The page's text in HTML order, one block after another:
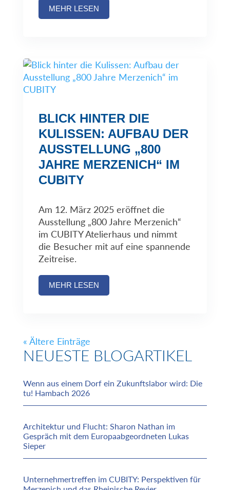
MEHR LESEN
BLICK HINTER DIE
KULISSEN: AUFBAU DER
AUSSTELLUNG „800
JAHRE MERZENICH“ IM
CUBITY
Am 12. März 2025 eröffnet die
Ausstellung „800 Jahre Merzenich“
im CUBITY Atelierhaus und nimmt
die Besucher mit auf eine spannende
Zeitreise.
MEHR LESEN
« Ältere Einträge
NEUESTE BLOGARTIKEL
Wenn aus einem Dorf ein Zukunftslabor wird: Die
tu! Hambach 2026
Architektur und Flucht: Sharon Nathan im
Gespräch mit dem Europaabgeordneten Lukas
Sieper
Unternehmertreffen im CUBITY: Perspektiven für